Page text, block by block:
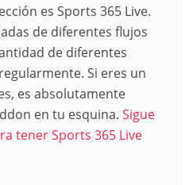
es Sports 365 Live.
de diferentes flujos
de diferentes
Si eres un
es absolutamente
en tu esquina. Sigue
tener Sports 365 Live